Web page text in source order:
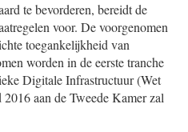
te bevorderen, bereidt de
voor. De voorgenomen
toegankelijkheid van
worden in de eerste tranche
Digitale Infrastructuur (Wet
aan de Tweede Kamer zal